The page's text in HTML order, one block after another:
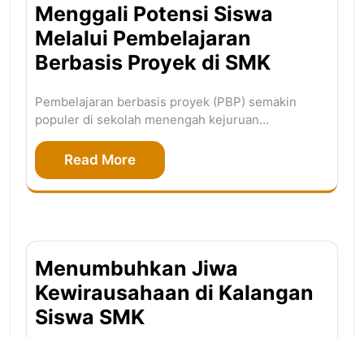
Menggali Potensi Siswa
Melalui Pembelajaran
Berbasis Proyek di SMK
Pembelajaran berbasis proyek (PBP) semakin
populer di sekolah menengah kejuruan…
Read More
Menumbuhkan Jiwa
Kewirausahaan di Kalangan
Siswa SMK